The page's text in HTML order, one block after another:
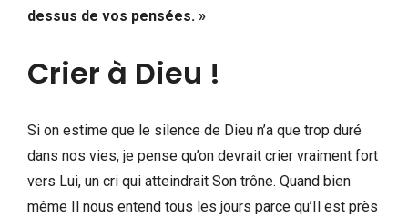
dessus de vos pensées. »
Crier à Dieu !
Si on estime que le silence de Dieu n’a que trop duré
dans nos vies, je pense qu’on devrait crier vraiment fort
vers Lui, un cri qui atteindrait Son trône. Quand bien
même Il nous entend tous les jours parce qu’Il est près